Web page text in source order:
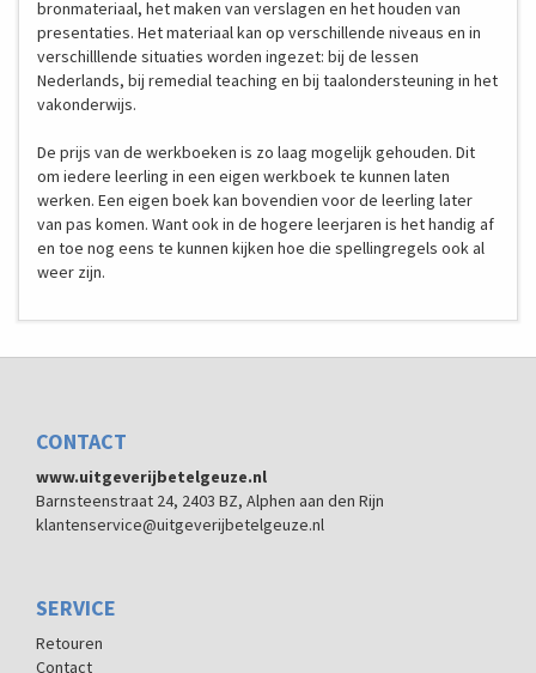
bronmateriaal, het maken van verslagen en het houden van
presentaties. Het materiaal kan op verschillende niveaus en in
verschilllende situaties worden ingezet: bij de lessen
Nederlands, bij remedial teaching en bij taalondersteuning in het
vakonderwijs.
De prijs van de werkboeken is zo laag mogelijk gehouden. Dit
om iedere leerling in een eigen werkboek te kunnen laten
werken. Een eigen boek kan bovendien voor de leerling later
van pas komen. Want ook in de hogere leerjaren is het handig af
en toe nog eens te kunnen kijken hoe die spellingregels ook al
weer zijn.
CONTACT
www.uitgeverijbetelgeuze.nl
Barnsteenstraat 24, 2403 BZ, Alphen aan den Rijn
klantenservice@uitgeverijbetelgeuze.nl
SERVICE
Retouren
Contact